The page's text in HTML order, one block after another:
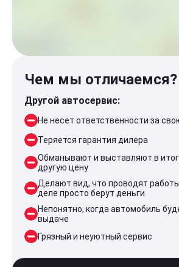
Чем мы отличаемся?
Другой автосервис:
Не несет ответственности за
Теряется гарантия дилера
Обманывают и выставляют в
другую цену
Делают вид, что проводят
деле просто берут деньги
Непонятно, когда автомобиль
выдаче
Грязный и неуютный сервис